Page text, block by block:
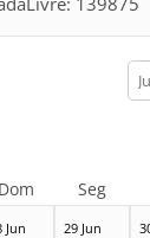
Jun 29 Jun
Dom Seg